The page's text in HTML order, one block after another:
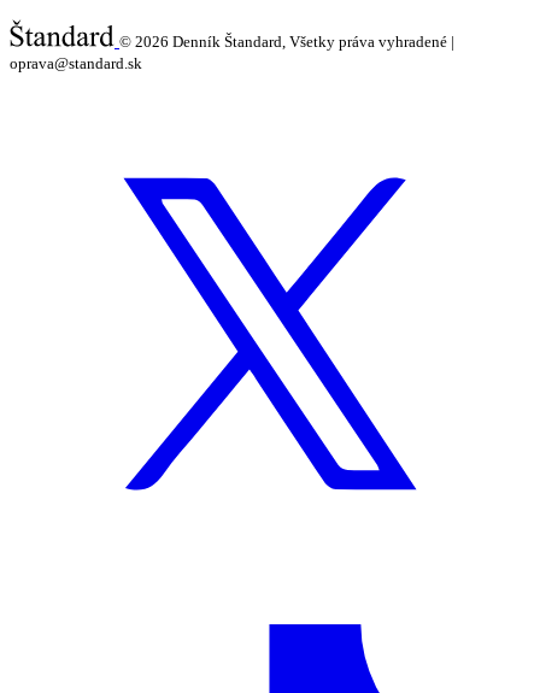
© 2026 Denník Štandard, Všetky práva vyhradené |
oprava@standard.sk